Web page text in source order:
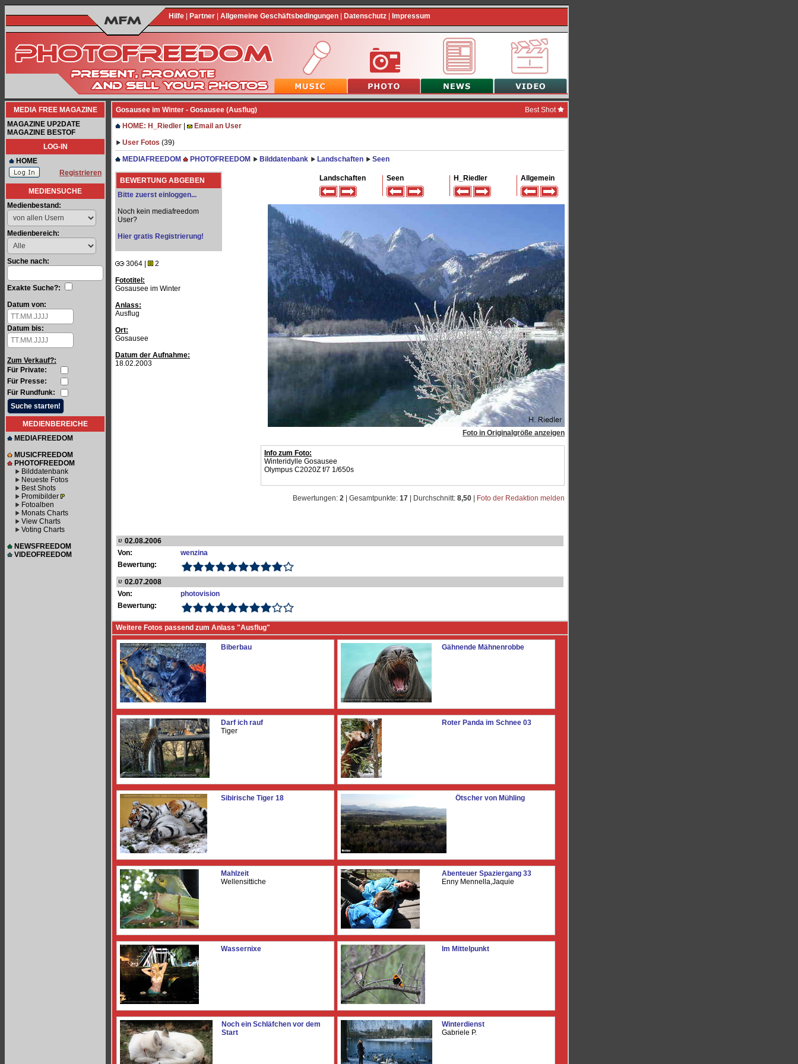
Hilfe Partner Allgemeine Geschäftsbedingungen Datenschutz Impressum
MEDIA FREE MAGAZINE
MAGAZINE UP2DATE
MAGAZINE BESTOF
LOG-IN
HOME
Registrieren
MEDIENSUCHE
Medienbestand:
Medienbereich:
Suche nach:
Exakte Suche?:
Datum von:
Datum bis:
Zum Verkauf?:
Für Private:
Für Presse:
Für Rundfunk:
MEDIENBEREICHE
MEDIAFREEDOM
MUSICFREEDOM
PHOTOFREEDOM
Bilddatenbank
Neueste Fotos
Best Shots
Promibilder
Fotoalben
Monats Charts
View Charts
Voting Charts
NEWSFREEDOM
VIDEOFREEDOM
Gosausee im Winter - Gosausee (Ausflug)
Best Shot
HOME: H_Riedler
Email an User
User Fotos (39)
MEDIAFREEDOM
PHOTOFREEDOM Bilddatenbank Landschaften Seen
BEWERTUNG ABGEBEN
Bitte zuerst einloggen...
Noch kein mediafreedom
User?
Hier gratis Registrierung!
3064 |
2
Fototitel:
Gosausee im Winter
Anlass:
Ausflug
Ort:
Gosausee
Datum der Aufnahme:
18.02.2003
Landschaften Seen H_Riedler Allgemein
Foto in Originalgröße anzeigen
Info zum Foto:
Winteridylle Gosausee
Olympus C2020Z f/7 1/650s
Bewertungen: 2 | Gesamtpunkte: 17 | Durchschnitt: 8,50 Foto der Redaktion melden
02.08.2006
Von:
wenzina
Bewertung:
02.07.2008
Von:
photovision
Bewertung:
Weitere Fotos passend zum Anlass "Ausflug"
Biberbau Gähnende Mähnenrobbe
Darf ich rauf
Tiger
Roter Panda im Schnee 03
Sibirische Tiger 18 Ötscher von Mühling
Mahlzeit
Wellensittiche
Abenteuer Spaziergang 33
Enny Mennella,Jaquie
Wassernixe Im Mittelpunkt
Noch ein Schläfchen vor dem
Start
Winterdienst
Gabriele P.